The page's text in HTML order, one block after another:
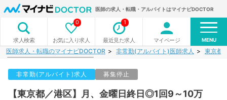
医師の求人・転職・アルバイトはマイナビDOCTOR
求人検索 お気に入り求人
0
最近見た求人
1
マイページ MENU
医師求人・転職のマイナビDOCTOR 非常勤(アルバイト)医師求人 東京都
非常勤(アルバイト)求人 募集停止
【東京都／港区】月、金曜日終日◎1回9～10万